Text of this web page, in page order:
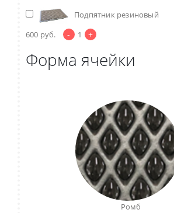
Подпятник резиновый
600 руб. - 1 +
Форма ячейки
Ромб